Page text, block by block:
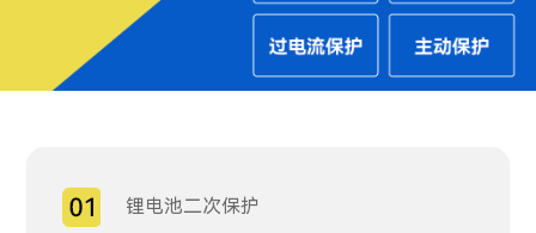
锂电池二次保护